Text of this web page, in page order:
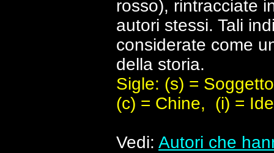
rosso), rintracciate
autori stessi. Tali
considerate come
della storia.
Sigle: (s) =
(c) = Chine,
(i) =
Vedi: Autori che